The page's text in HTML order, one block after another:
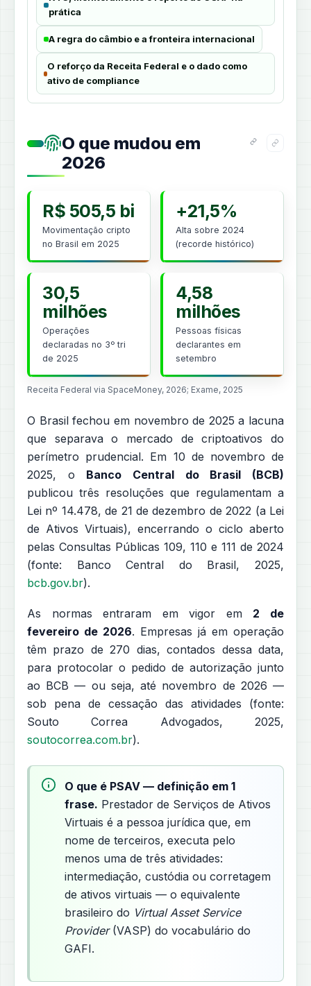
prática
A regra do câmbio e a fronteira internacional
O reforço da Receita Federal e o dado como
ativo de compliance
O que mudou em
2026
R$ 505,5 bi
Movimentação cripto
no Brasil em 2025
+21,5%
Alta sobre 2024
(recorde histórico)
30,5
milhões
Operações
declaradas no 3º tri
de 2025
4,58
milhões
Pessoas físicas
declarantes em
setembro
Receita Federal via SpaceMoney, 2026; Exame, 2025
O Brasil fechou em novembro de 2025 a lacuna
que separava o mercado de criptoativos do
perímetro prudencial. Em 10 de novembro de
2025, o Banco Central do Brasil (BCB)
publicou três resoluções que regulamentam a
Lei nº 14.478, de 21 de dezembro de 2022 (a Lei
de Ativos Virtuais), encerrando o ciclo aberto
pelas Consultas Públicas 109, 110 e 111 de 2024
(fonte: Banco Central do Brasil, 2025,
bcb.gov.br).
As normas entraram em vigor em 2 de
fevereiro de 2026. Empresas já em operação
têm prazo de 270 dias, contados dessa data,
para protocolar o pedido de autorização junto
ao BCB — ou seja, até novembro de 2026 —
sob pena de cessação das atividades (fonte:
Souto Correa Advogados, 2025,
soutocorrea.com.br).
O que é PSAV — definição em 1
frase. Prestador de Serviços de Ativos
Virtuais é a pessoa jurídica que, em
nome de terceiros, executa pelo
menos uma de três atividades:
intermediação, custódia ou corretagem
de ativos virtuais — o equivalente
brasileiro do Virtual Asset Service
Provider(VASP) do vocabulário do
GAFI.